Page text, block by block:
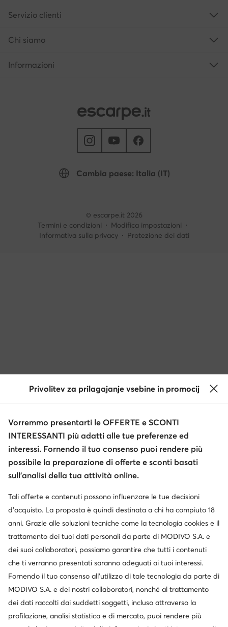
Cambia paese: Italia (IT)
Servizio clienti
Chi siamo
Informazioni
© escarpe.it 2026
Termini e condizioni
Modifica impostazioni
Informativa sulla privacy
Protezione dei dati
Privolitev za prilagajanje vsebine in promocij
Vorremmo presentarti le OFFERTE e SCONTI
INTERESSANTI più adatti alle tue preferenze ed
interessi. Fornendo il tuo consenso puoi rendere più
possibile la preparazione di offerte e sconti basati
sull’analisi della tua attività online.
Tali offerte e contenuti possono influenzare le tue decisioni
d’acquisto. La proposta è quindi destinata a chi ha compiuto 18
anni. Grazie alle soluzioni tecniche come la tecnologia cookies e il
trattamento dei tuoi dati personali da parte di MODIVO S.A. e
dei suoi collaboratori, possiamo garantire che tutti i contenuti
che ti verranno presentati saranno adeguati ai tuoi interessi.
Fornendo il tuo consenso all’utilizzo di tale tecnologia da parte di
MODIVO S.A. e dei nostri collaboratori, nonché al trattamento
dei dati raccolti dai suddetti soggetti, incluso attraverso la
profilazione, analisi statistica e di mercato, puoi rendere più